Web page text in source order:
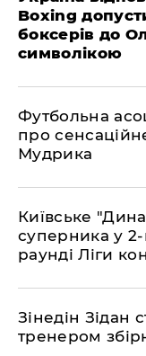
Boxing
боксерів до
символікою
​Футбольна
про
Мудрика
Київське
суперника у 2-
раунді Ліги
​Зінедін Зідан
тренером